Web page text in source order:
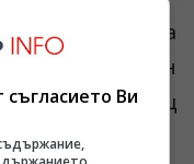
за руската
отваря директен
включващ
Сингапур,
Ви